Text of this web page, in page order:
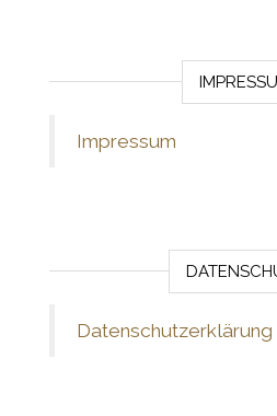
Impressum
Datenschutzerklärung